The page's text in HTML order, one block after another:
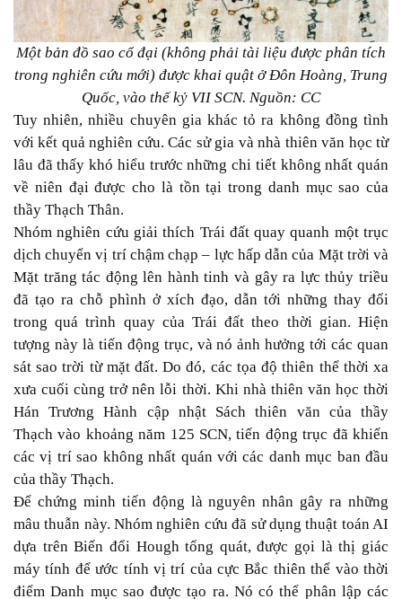
Một bản đồ sao cổ đại (không phải tài liệu được phân tích
trong nghiên cứu mới) được khai quật ở Đôn Hoàng, Trung
Quốc, vào thế kỷ VII SCN. Nguồn: CC
Tuy nhiên, nhiều chuyên gia khác tỏ ra không đồng tình
với kết quả nghiên cứu. Các sử gia và nhà thiên văn học từ
lâu đã thấy khó hiểu trước những chi tiết không nhất quán
về niên đại được cho là tồn tại trong danh mục sao của
thầy Thạch Thân.
Nhóm nghiên cứu giải thích Trái đất quay quanh một trục
dịch chuyển vị trí chậm chạp – lực hấp dẫn của Mặt trời và
Mặt trăng tác động lên hành tinh và gây ra lực thủy triều
đã tạo ra chỗ phình ở xích đạo, dẫn tới những thay đổi
trong quá trình quay của Trái đất theo thời gian. Hiện
tượng này là tiến động trục, và nó ảnh hưởng tới các quan
sát sao trời từ mặt đất. Do đó, các tọa độ thiên thể thời xa
xưa cuối cùng trở nên lỗi thời. Khi nhà thiên văn học thời
Hán Trương Hành cập nhật Sách thiên văn của thầy
Thạch vào khoảng năm 125 SCN, tiến động trục đã khiến
các vị trí sao không nhất quán với các danh mục ban đầu
của thầy Thạch.
Để chứng minh tiến động là nguyên nhân gây ra những
mâu thuẫn này. Nhóm nghiên cứu đã sử dụng thuật toán AI
dựa trên Biến đổi Hough tổng quát, được gọi là thị giác
máy tính để ước tính vị trí của cực Bắc thiên thể vào thời
điểm Danh mục sao được tạo ra. Nó có thể phân lập các